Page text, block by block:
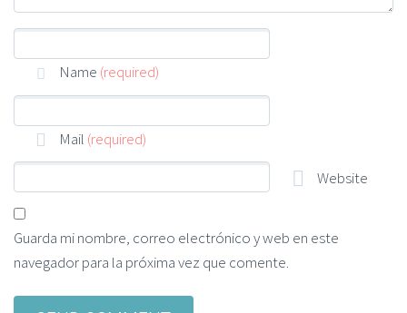
Name (required)
Mail (required)
Website
Guarda mi nombre, correo electrónico y web en este
navegador para la próxima vez que comente.